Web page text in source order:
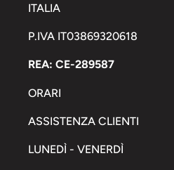
ITALIA
P.IVA IT03869320618
REA: CE-289587
ORARI
ASSISTENZA CLIENTI
LUNEDÌ - VENERDÌ